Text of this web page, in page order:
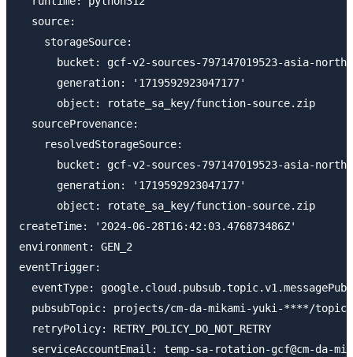
  source:
    storageSource:
bucket: gcf-v2-sources-797147019523-asia-
      generation: '1719592923047177'
      object: rotate_sa_key/function-source.zip
  sourceProvenance:
    resolvedStorageSource:
bucket: gcf-v2-sources-797147019523-asia-
      generation: '1719592923047177'
      object: rotate_sa_key/function-source.zip
createTime: '2024-06-28T16:42:03.476873486Z'
environment: GEN_2
eventTrigger:
eventType:
pubsubTopic: projects/cm-da-mikami-yuki-****/
  retryPolicy: RETRY_POLICY_DO_NOT_RETRY
serviceAccountEmail: temp-sa-rotation-gcf@cm-da-